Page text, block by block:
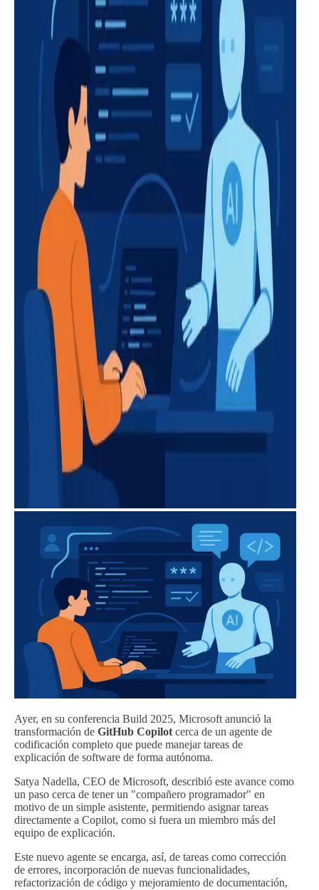
Ayer, en su conferencia Build 2025, Microsoft anunció la
transformación de GitHub Copilot cerca de un agente de
codificación completo que puede manejar tareas de
explicación de software de forma autónoma.
Satya Nadella, CEO de Microsoft, describió este avance como
un paso cerca de tener un "compañero programador" en
motivo de un simple asistente, permitiendo asignar tareas
directamente a Copilot, como si fuera un miembro más del
equipo de explicación.
Este nuevo agente se encarga, así, de tareas como corrección
de errores, incorporación de nuevas funcionalidades,
refactorización de código y mejoramiento de documentación,